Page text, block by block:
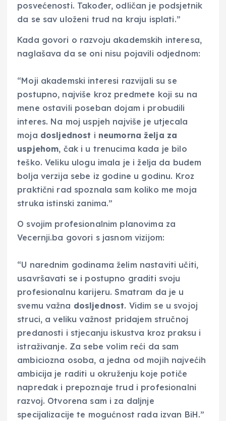
posvećenosti. Također, odličan je podsjetnik
da se sav uloženi trud na kraju isplati.”
Kada govori o razvoju akademskih interesa,
naglašava da se oni nisu pojavili odjednom:
“Moji akademski interesi razvijali su se
postupno, najviše kroz predmete koji su na
mene ostavili poseban dojam i probudili
interes. Na moj uspjeh najviše je utjecala
moja dosljednost i neumorna želja za
uspjehom, čak i u trenucima kada je bilo
teško. Veliku ulogu imala je i želja da budem
bolja verzija sebe iz godine u godinu. Kroz
praktični rad spoznala sam koliko me moja
struka istinski zanima.”
O svojim profesionalnim planovima za
Vecernji.ba govori s jasnom vizijom:
“U narednim godinama želim nastaviti učiti,
usavršavati se i postupno graditi svoju
profesionalnu karijeru. Smatram da je u
svemu važna dosljednost. Vidim se u svojoj
struci, a veliku važnost pridajem stručnoj
predanosti i stjecanju iskustva kroz praksu i
istraživanje. Za sebe volim reći da sam
ambiciozna osoba, a jedna od mojih najvećih
ambicija je raditi u okruženju koje potiče
napredak i prepoznaje trud i profesionalni
razvoj. Otvorena sam i za daljnje
specijalizacije te mogućnost rada izvan BiH.”